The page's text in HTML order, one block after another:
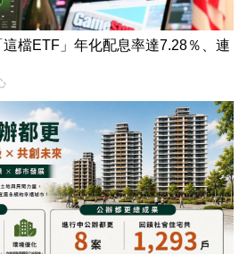
檔ETF」年化配息率達7.28％、連